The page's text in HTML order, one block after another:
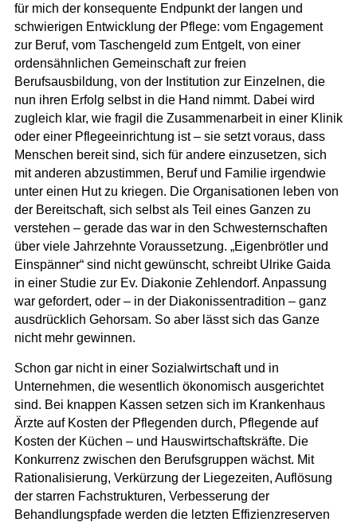
für mich der konsequente Endpunkt der langen und
schwierigen Entwicklung der Pflege: vom Engagement
zur Beruf, vom Taschengeld zum Entgelt, von einer
ordensähnlichen Gemeinschaft zur freien
Berufsausbildung, von der Institution zur Einzelnen, die
nun ihren Erfolg selbst in die Hand nimmt. Dabei wird
zugleich klar, wie fragil die Zusammenarbeit in einer Klinik
oder einer Pflegeeinrichtung ist– sie setzt voraus, dass
Menschen bereit sind, sich für andere einzusetzen, sich
mit anderen abzustimmen, Beruf und Familie irgendwie
unter einen Hut zu kriegen. Die Organisationen leben von
der Bereitschaft, sich selbst als Teil eines Ganzen zu
verstehen – gerade das war in den Schwesternschaften
über viele Jahrzehnte Voraussetzung. „Eigenbrötler und
Einspänner“ sind nicht gewünscht, schreibt Ulrike Gaida
in einer Studie zur Ev. Diakonie Zehlendorf. Anpassung
war gefordert, oder – in der Diakonissentradition – ganz
ausdrücklich Gehorsam. So aber lässt sich das Ganze
nicht mehr gewinnen.
Schon gar nicht in einer Sozialwirtschaft und in
Unternehmen, die wesentlich ökonomisch ausgerichtet
sind. Bei knappen Kassen setzen sich im Krankenhaus
Ärzte auf Kosten der Pflegenden durch, Pflegende auf
Kosten der Küchen – und Hauswirtschaftskräfte. Die
Konkurrenz zwischen den Berufsgruppen wächst. Mit
Rationalisierung, Verkürzung der Liegezeiten, Auflösung
der starren Fachstrukturen, Verbesserung der
Behandlungspfade werden die letzten Effizienzreserven